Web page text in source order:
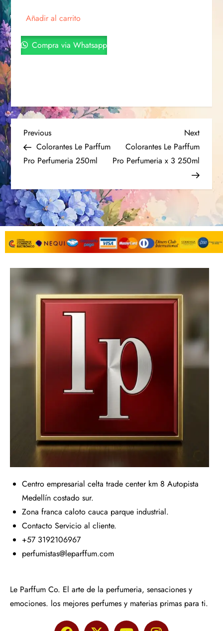
Añadir al carrito
Compra via Whatsapp
Previous
Colorantes Le Parffum
Pro Perfumeria 250ml
Next
Colorantes Le Parffum
Pro Perfumeria x 3 250ml
Centro empresarial celta trade center km 8 Autopista
Medellín costado sur.
Zona franca caloto cauca parque industrial.
Contacto Servicio al cliente.
+57 3192106967
perfumistas@leparffum.com
Le Parffum Co. El arte de la perfumeria, sensaciones y
emociones. los mejores perfumes y materias primas para ti.